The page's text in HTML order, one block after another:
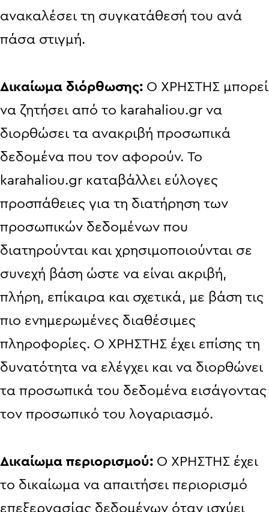
ανακαλέσει τη συγκατάθεσή του ανά
πάσα στιγμή.
Δικαίωμα διόρθωσης: Ο ΧΡΗΣΤΗΣ μπορεί
να ζητήσει από το karahaliou.gr να
διορθώσει τα ανακριβή προσωπικά
δεδομένα που τον αφορούν. Το
karahaliou.gr καταβάλλει εύλογες
προσπάθειες για τη διατήρηση των
προσωπικών δεδομένων που
διατηρούνται και χρησιμοποιούνται σε
συνεχή βάση ώστε να είναι ακριβή,
πλήρη, επίκαιρα και σχετικά, με βάση τις
πιο ενημερωμένες διαθέσιμες
πληροφορίες. Ο ΧΡΗΣΤΗΣ έχει επίσης τη
δυνατότητα να ελέγχει και να διορθώνει
τα προσωπικά του δεδομένα εισάγοντας
τον προσωπικό του λογαριασμό.
Δικαίωμα περιορισμού: Ο ΧΡΗΣΤΗΣ έχει
το δικαίωμα να απαιτήσει περιορισμό
επεξεργασίας δεδομένων όταν ισχύει